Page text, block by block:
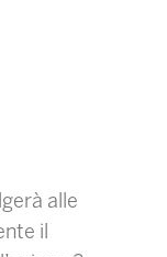
alle
il